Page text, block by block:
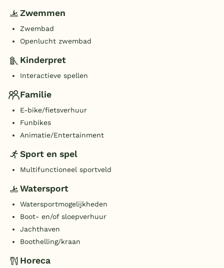
Zwemmen
Zwembad
Openlucht zwembad
Kinderpret
Interactieve spellen
Familie
E-bike/fietsverhuur
Funbikes
Animatie/Entertainment
Sport en spel
Multifunctioneel sportveld
Watersport
Watersportmogelijkheden
Boot- en/of sloepverhuur
Jachthaven
Boothelling/kraan
Horeca